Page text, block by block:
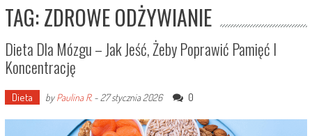
TAG: ZDROWE ODŻYWIANIE
Dieta Dla Mózgu – Jak Jeść, Żeby Poprawić Pamięć I
Koncentrację
Dieta byPaulina R.- 27 stycznia 2026 0